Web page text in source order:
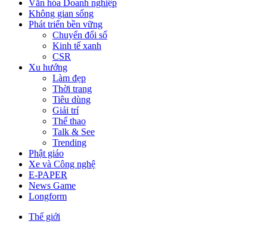
Văn hóa Doanh nghiệp
Không gian sống
Phát triển bền vững
Chuyển đổi số
Kinh tế xanh
CSR
Xu hướng
Làm đẹp
Thời trang
Tiêu dùng
Giải trí
Thể thao
Talk & See
Trending
Phật giáo
Xe và Công nghệ
E-PAPER
News Game
Longform
Thế giới